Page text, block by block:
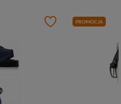
PROMOCJA